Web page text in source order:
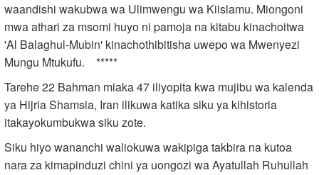
waandishi wakubwa wa Ulimwengu wa Kiislamu. Miongoni
mwa athari za msomi huyo ni pamoja na kitabu kinachoitwa
'Al Balaghul-Mubin' kinachothibitisha uwepo wa Mwenyezi
Mungu Mtukufu. *****
Tarehe 22 Bahman miaka 47 iliyopita kwa mujibu wa kalenda
ya Hijria Shamsia, Iran ilikuwa katika siku ya kihistoria
itakayokumbukwa siku zote.
Siku hiyo wananchi waliokuwa wakipiga takbira na kutoa
nara za kimapinduzi chini ya uongozi wa Ayatullah Ruhullah